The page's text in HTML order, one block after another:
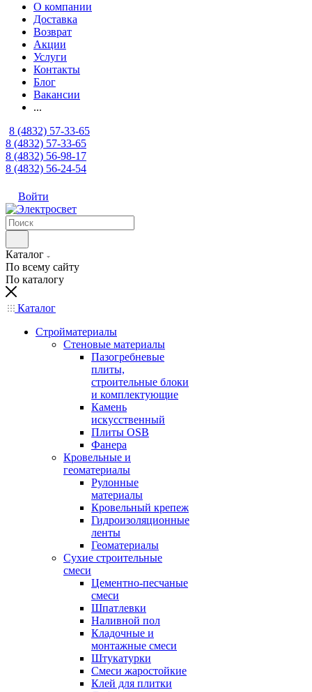
О компании
Доставка
Возврат
Акции
Услуги
Контакты
Блог
Вакансии
...
8 (4832) 57-33-65
8 (4832) 57-33-65
8 (4832) 56-98-17
8 (4832) 56-24-54
Войти
Каталог
По всему сайту
По каталогу
Каталог
Стройматериалы
Стеновые материалы
Пазогребневые
плиты,
строительные блоки
и комплектующие
Камень
искусственный
Плиты OSB
Фанера
Кровельные и
геоматериалы
Рулонные
материалы
Кровельный крепеж
Гидроизоляционные
ленты
Геоматериалы
Сухие строительные
смеси
Цементно-песчаные
смеси
Шпатлевки
Наливной пол
Кладочные и
монтажные смеси
Штукатурки
Смеси жаростойкие
Клей для плитки